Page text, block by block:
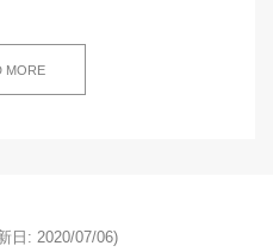
MORE
日: 2020/07/06)